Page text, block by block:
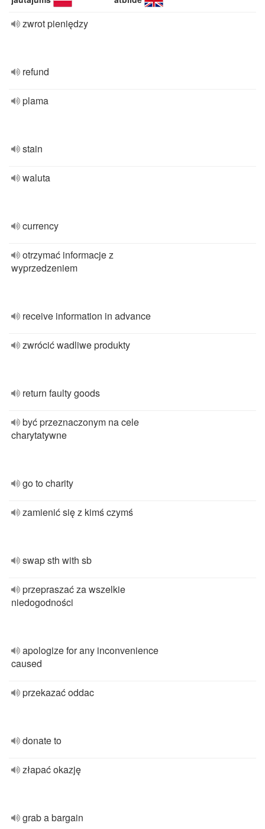
zwrot pieniędzy
refund
plama
stain
waluta
currency
otrzymać informacje z
wyprzedzeniem
receive information in advance
zwrócić wadliwe produkty
return faulty goods
być przeznaczonym na cele
charytatywne
go to charity
zamienić się z kimś czymś
swap sth with sb
przepraszać za wszelkie
niedogodności
apologize for any inconvenience
caused
przekazać oddac
donate to
złapać okazję
grab a bargain